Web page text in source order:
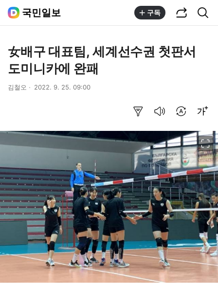
국민일보 구독
女배구 대표팀, 세계선수권 첫판서
도미니카에 완패
김철오 2022. 9. 25. 09:00